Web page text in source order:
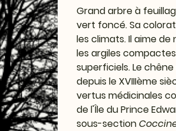
Grand arbre à
vert foncé. Sa
les climats. Il aime
les argiles
superficiels. Le
depuis le XVIIIème
vertus médicinales
de l'Île du Prince
sous-section